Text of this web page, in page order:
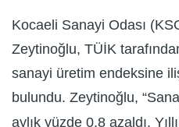
Kocaeli Sanayi Odası
Zeytinoğlu, TÜİK
sanayi üretim endeksine
bulundu. Zeytinoğlu,
aylık yüzde 0,8 azaldı.